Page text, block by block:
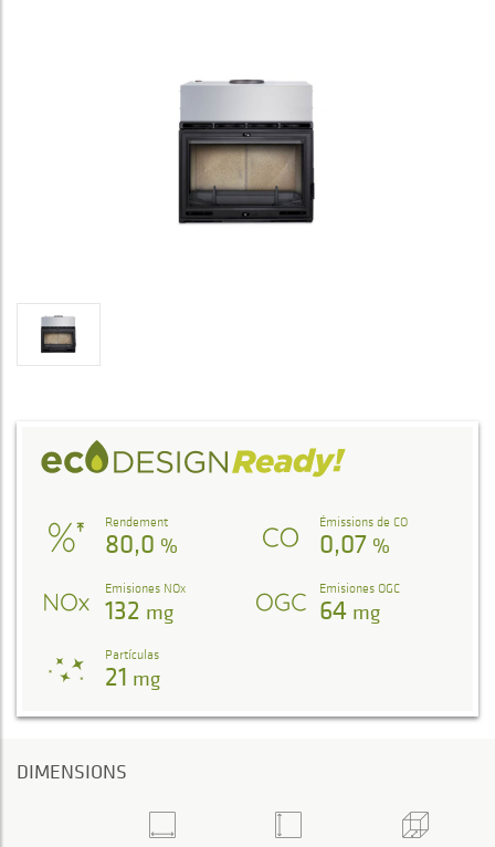
Rendement
80,0 %
Émissions de CO
0,07 %
Emisiones NOx
132 mg
Emisiones OGC
64 mg
Partículas
21 mg
DIMENSIONS